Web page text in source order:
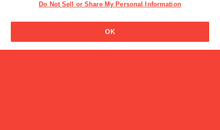
野菜足りてますか？ 洋風炒めごはんの素
Do Not Sell or Share My Personal Information
OK